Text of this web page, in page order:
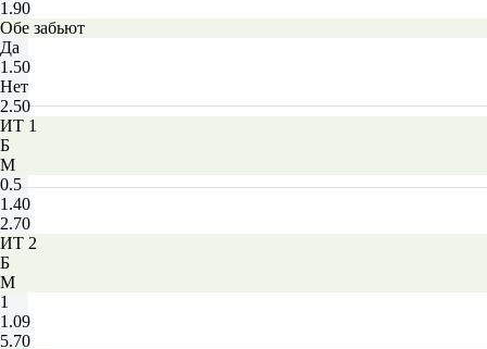
1.90
Обе забьют
Да
1.50
Нет
2.50
ИТ 1
Б
М
0.5
1.40
2.70
ИТ 2
Б
М
1
1.09
5.70